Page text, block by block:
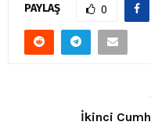
PAYLAŞ 0
İkinci